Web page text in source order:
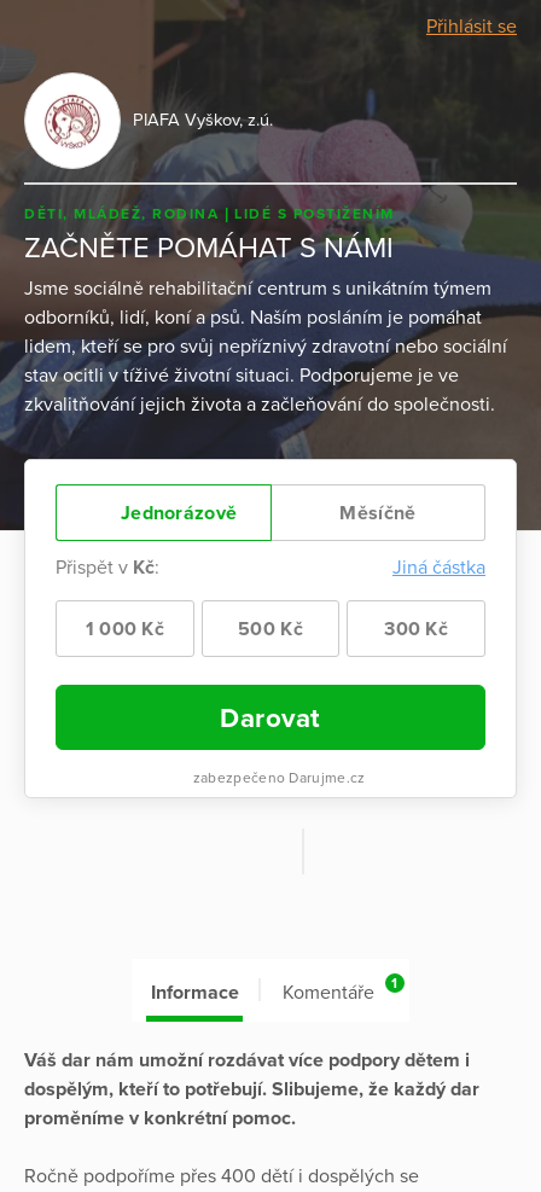
Přihlásit se
PIAFA Vyškov, z.ú.
DĚTI, MLÁDEŽ, RODINA LIDÉ S POSTIŽENÍM
ZAČNĚTE POMÁHAT S NÁMI
Jsme sociálně rehabilitační centrum s unikátním týmem
odborníků, lidí, koní a psů. Naším posláním je pomáhat
lidem, kteří se pro svůj nepříznivý zdravotní nebo sociální
stav ocitli v tíživé životní situaci. Podporujeme je ve
zkvalitňování jejich života a začleňování do společnosti.
Jednorázově Měsíčně
Přispět v Kč: Jiná částka
1 000 Kč 500 Kč 300 Kč
Darovat
zabezpečeno Darujme.cz
Informace Komentáře 1
Váš dar nám umožní rozdávat více podpory dětem i
dospělým, kteří to potřebují. Slibujeme, že každý dar
proměníme v konkrétní pomoc.
Ročně podpoříme přes 400 dětí i dospělých se